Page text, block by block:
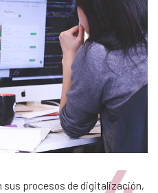
procesos de digitalización,